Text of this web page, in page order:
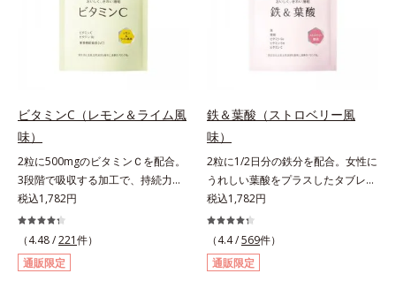
ゴ糖＆酵素」、いつだってイキイ
キ、あなたらしい表情をサポートす
る「ビタミンB群＆アミノ酸」、ス
ける女性こそ不足しやすい栄養素を
チャージして、安定した美しさをサ
ポートする「カルシウム＆ビタミン
D」の全６種類。体の中からキレイ
の土台を整え、美しさの次の一歩を
引き出します。水なしでOK、持ち
歩きやすいパウチタイプなので、い
つでもどこでも手軽にカリッとチャ
ージ。フルーツ風味だから、おやつ
ビタミンC（レモン＆ライム風
味）
2粒に500mgのビタミンＣを配合。
3段階で吸収する加工で、持続力が
ぐんとアップ。ビタミンC（レモン
＆ライム風味）は、栄養機能食品で
すビタミンCは、皮膚や粘膜の健康
維持を助けるとともに、抗酸化作用
を持つ栄養素です。2粒にレモン約
税込1,782円
（4.48 /221件）
通販限定
鉄＆葉酸（ストロベリー風
味）
2粒に1/2日分の鉄分を配合。女性に
うれしい葉酸をプラスしたタブレッ
トタイプ。2粒にプルーン約50個分
（*1）もの鉄分を配合し、さらに女
性周期をサポートする葉酸をプラス
しました。甘酸っぱくて続けやす
い、ストロベリー風味です。*1 :
税込1,782円
（4.4 /569件）
通販限定